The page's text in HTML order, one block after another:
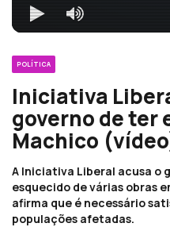
POLÍTICA
Iniciativa
governo de ter
Machico
A Iniciativa Liberal acusa o
esquecido de várias obras
afirma que é necessário
populações afetadas.